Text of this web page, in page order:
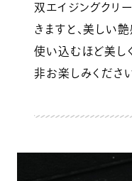
双エイジングクリ
きますと、美しい
使い込むほど美し
非お楽しみください